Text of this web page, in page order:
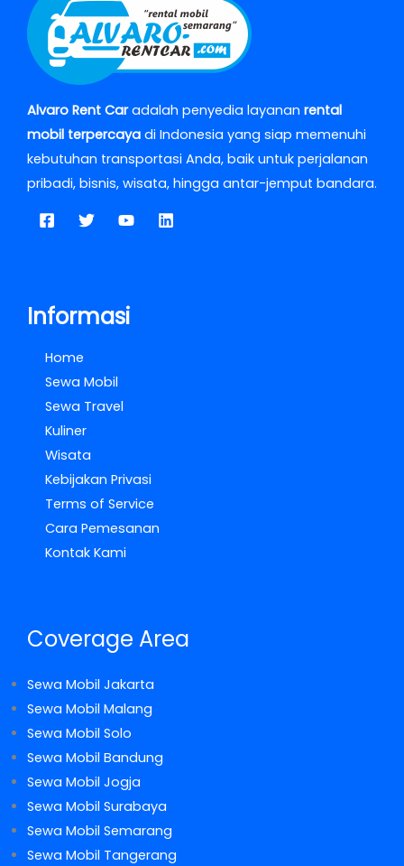
Alvaro Rent Caradalah penyedia layanan rental
mobil terpercaya di Indonesia yang siap memenuhi
kebutuhan transportasi Anda, baik untuk perjalanan
pribadi, bisnis, wisata, hingga antar-jemput bandara.
Informasi
Home
Sewa Mobil
Sewa Travel
Kuliner
Wisata
Kebijakan Privasi
Terms of Service
Cara Pemesanan
Kontak Kami
Coverage Area
Sewa Mobil Jakarta
Sewa Mobil Malang
Sewa Mobil Solo
Sewa Mobil Bandung
Sewa Mobil Jogja
Sewa Mobil Surabaya
Sewa Mobil Semarang
Sewa Mobil Tangerang